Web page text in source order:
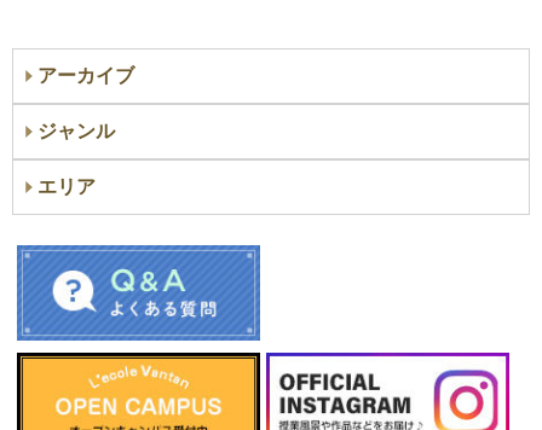
アーカイブ
ジャンル
エリア